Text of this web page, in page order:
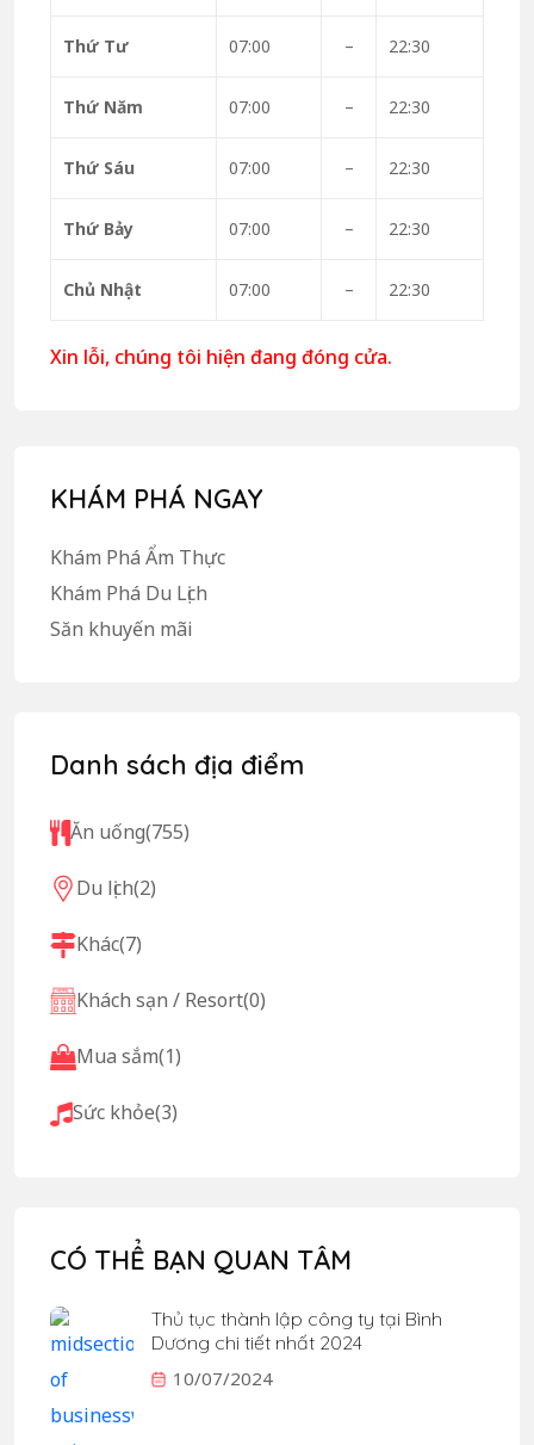
Thứ Tư 07:00 – 22:30
Thứ Năm 07:00 – 22:30
Thứ Sáu 07:00 – 22:30
Thứ Bảy 07:00 – 22:30
Chủ Nhật 07:00 – 22:30
Xin lỗi, chúng tôi hiện đang đóng cửa.
KHÁM PHÁ NGAY
Khám Phá Ẩm Thực
Khám Phá Du Lịch
Săn khuyến mãi
Danh sách địa điểm
Ăn uống(755)
Du lịch(2)
Khác(7)
Khách sạn / Resort(0)
Mua sắm(1)
Sức khỏe(3)
CÓ THỂ BẠN QUAN TÂM
Thủ tục thành lập công ty tại Bình
Dương chi tiết nhất 2024
10/07/2024